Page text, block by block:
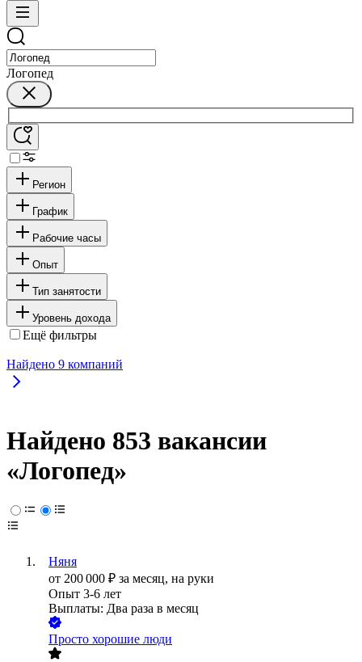
Логопед
Регион
График
Рабочие часы
Опыт
Тип занятости
Уровень дохода
Ещё фильтры
Найдено 9 компаний
Найдено 853 вакансии
«Логопед»
Няня
от 200 000 ₽ за месяц, на руки
Опыт 3-6 лет
Выплаты: Два раза в месяц
Просто хорошие люди